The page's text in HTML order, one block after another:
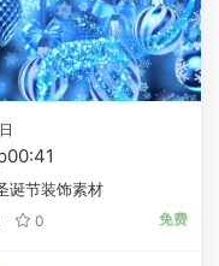
00:41
诞节装饰素材
0 免费